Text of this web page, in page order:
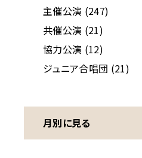
主催公演 (247)
共催公演 (21)
協力公演 (12)
ジュニア合唱団 (21)
月別に見る